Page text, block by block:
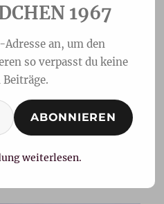
Schoko-
1967
an, um den
so verpasst du keine
Beiträge.
ABONNIEREN
weiterlesen.